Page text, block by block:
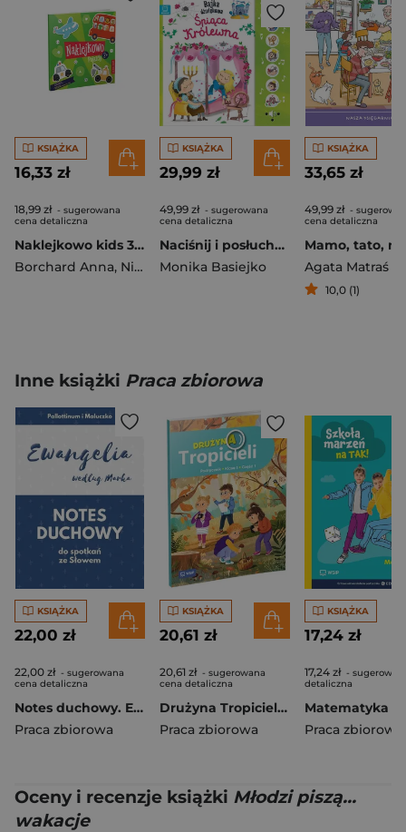
KSIĄŻKA
16,33 zł
18,99 zł - sugerowana
cena detaliczna
Naklejkowo kids 3 + Pojazdy
Borchard Anna, Niewielska Monika
KSIĄŻKA
29,99 zł
49,99 zł - sugerowana
cena detaliczna
Naciśnij i posłuchaj! Bajka dźwiękowa. Śpiąca królewna
Monika Basiejko
KSIĄŻKA
33,65 zł
49,99 zł -
cena detaliczna
Agata Matraś
10,0 (1)
Inne książki Praca zbiorowa
KSIĄŻKA
22,00 zł
22,00 zł - sugerowana
cena detaliczna
Notes duchowy. Ewangelia wg. Marka
Praca zbiorowa
KSIĄŻKA
20,61 zł
20,61 zł - sugerowana
cena detaliczna
Drużyna Tropicieli SP 1 podręcznik cz.1
Praca zbiorowa
KSIĄŻKA
17,24 zł
17,24 zł -
detaliczna
Praca zbiorowa
Oceny i recenzje książki Młodzi piszą...
wakacje